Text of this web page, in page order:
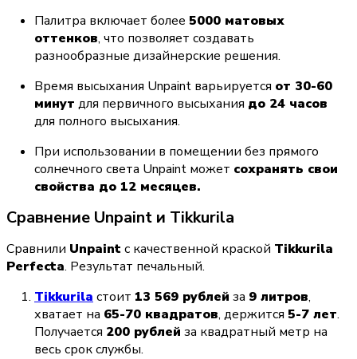
Палитра включает более 5000 матовых
оттенков, что позволяет создавать
разнообразные дизайнерские решения.
Время высыхания Unpaint варьируется от 30-60
минут для первичного высыхания до 24 часов
для полного высыхания.
При использовании в помещении без прямого
солнечного света Unpaint может сохранять свои
свойства до 12 месяцев.
Сравнение Unpaint и Tikkurila
Сравнили Unpaint с качественной краской Tikkurila
Perfecta. Результат печальный.
Tikkurila стоит 13 569 рублей за 9 литров,
хватает на 65-70 квадратов, держится 5-7 лет.
Получается 200 рублей за квадратный метр на
весь срок службы.